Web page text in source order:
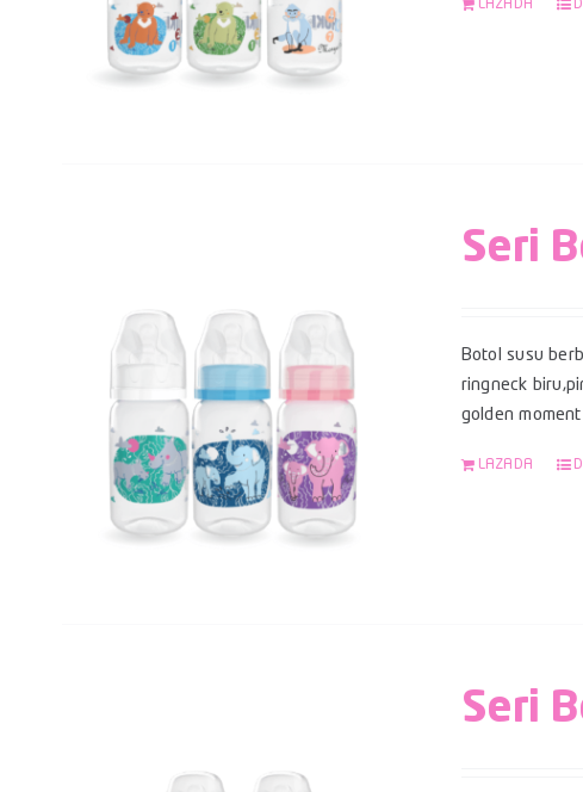
LAZADA
Seri
Botol susu
ringneck
golden
LAZADA
Seri